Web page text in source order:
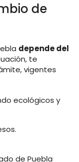
de
depende del
te
vigentes
ecológicos y
de Puebla